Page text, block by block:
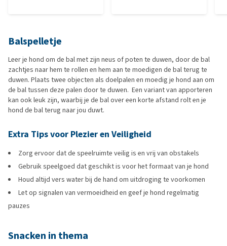
Balspelletje
Leer je hond om de bal met zijn neus of poten te duwen, door de bal
zachtjes naar hem te rollen en hem aan te moedigen de bal terug te
duwen. Plaats twee objecten als doelpalen en moedig je hond aan om
de bal tussen deze palen door te duwen. Een variant van apporteren
kan ook leuk zijn, waarbij je de bal over een korte afstand rolt en je
hond de bal terug naar jou duwt.
Extra Tips voor Plezier en Veiligheid
Zorg ervoor dat de speelruimte veilig is en vrij van obstakels
Gebruik speelgoed dat geschikt is voor het formaat van je hond
Houd altijd vers water bij de hand om uitdroging te voorkomen
Let op signalen van vermoeidheid en geef je hond regelmatig
pauzes
Snacken in thema